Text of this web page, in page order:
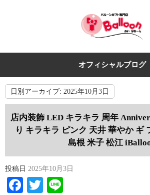
オフィシャルブログ
日別アーカイブ: 2025年10月3日
店内装飾 LED キラキラ 周年
り キラキラ ピンク 天井 華やか ギ
島根 米子 松江
投稿日 2025年10月3日
Facebook
Twitter